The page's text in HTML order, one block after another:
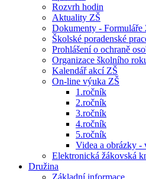
Rozvrh hodin
Aktuality ZŠ
Dokumenty - Formuláře
Školské poradenské
Prohlášení o ochraně
Organizace školního
Kalendář akcí ZŠ
On-line výuka ZŠ
1.ročník
2.ročník
3.ročník
4.ročník
5.ročník
Videa a obrázky -
Elektronická žákovská
Družina
Základní informace